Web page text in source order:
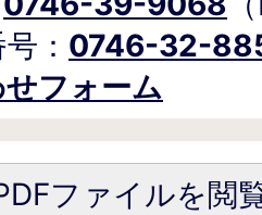
： 0746-32-
フォーム
ファイルを閲